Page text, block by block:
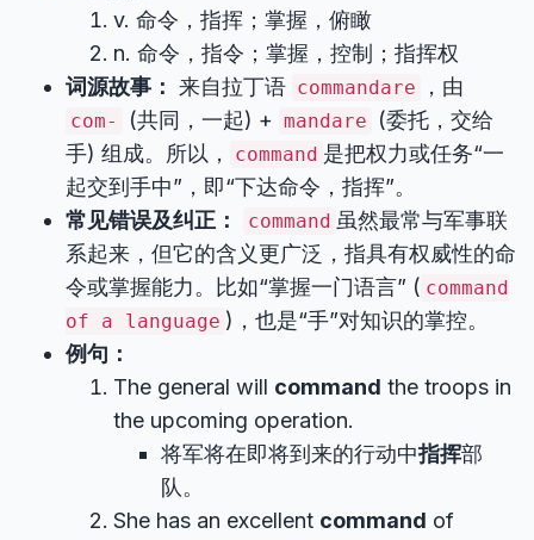
v. 命令，指挥；掌握，俯瞰
n. 命令，指令；掌握，控制；指挥权
词源故事： 来自拉丁语 commandare ，由
com- (共同，一起) + mandare
(委托，交给
手) 组成。所以，
command 是把权力或任务“一
起交到手中”，即“下达命令，指挥”。
常见错误及纠正：
command 虽然最常与军事联
系起来，但它的含义更广泛，指具有权威性的命
令或掌握能力。比如“掌握一门语言” ( command
of a language )，也是“手”对知识的掌控。
例句：
The general will command the troops in
the upcoming operation.
将军将在即将到来的行动中指挥部
队。
She has an excellent command of